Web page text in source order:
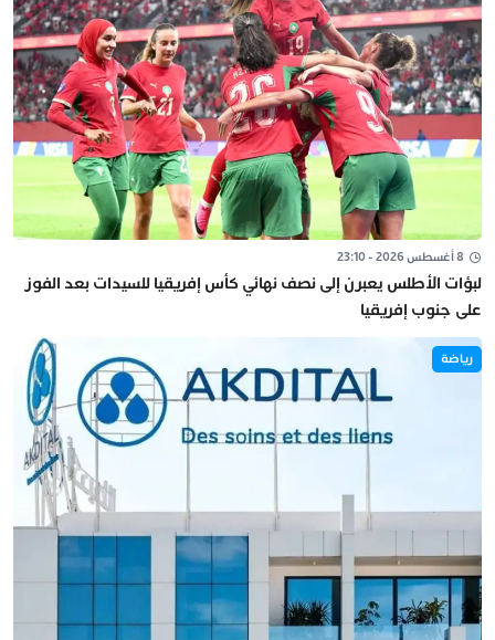
8 أغسطس 2026 - 23:10
لبؤات الأطلس يعبرن إلى نصف نهائي كأس إفريقيا للسيدات بعد الفوز
على جنوب إفريقيا
رياضة